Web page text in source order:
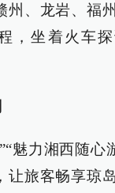
州、龙岩、福
，坐着火车
魅力湘西随心
让旅客畅享琼